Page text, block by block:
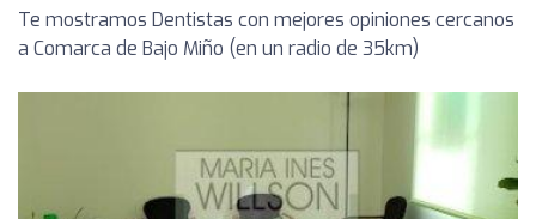
Te mostramos Dentistas con mejores opiniones cercanos
a Comarca de Bajo Miño (en un radio de 35km)